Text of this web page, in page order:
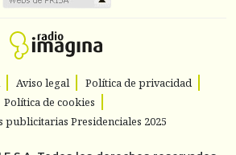
Aviso legal
Política de privacidad
Política de cookies
publicitarias Presidenciales 2025